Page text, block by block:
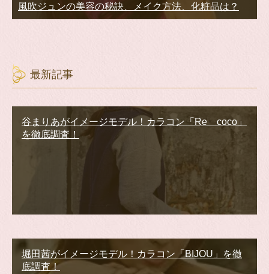
風吹ジュンの美容の秘訣、メイク方法、化粧品は？
最新記事
谷まりあがイメージモデル！カラコン「Re coco」
を徹底調査！
堀田茜がイメージモデル！カラコン「BIJOU」を徹
底調査！